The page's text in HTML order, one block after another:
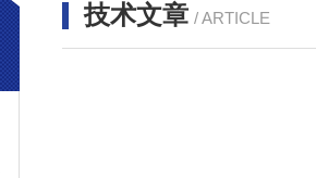
技术文章 / ARTICLE